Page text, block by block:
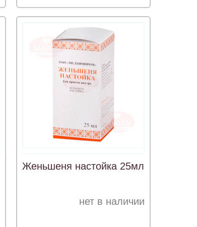
Женьшеня настойка 25мл
нет в наличии